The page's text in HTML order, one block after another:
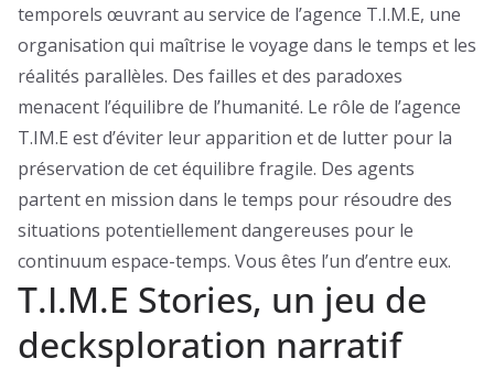
temporels œuvrant au service de l’agence T.I.M.E, une
organisation qui maîtrise le voyage dans le temps et les
réalités parallèles. Des failles et des paradoxes
menacent l’équilibre de l’humanité. Le rôle de l’agence
T.IM.E est d’éviter leur apparition et de lutter pour la
préservation de cet équilibre fragile. Des agents
partent en mission dans le temps pour résoudre des
situations potentiellement dangereuses pour le
continuum espace-temps. Vous êtes l’un d’entre eux.
T.I.M.E Stories, un jeu de
decksploration narratif